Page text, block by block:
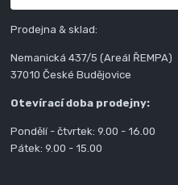
Prodejna & sklad:
Nemanická 437/5 (Areál ŘEMPA)
37010 České Budějovice
Otevírací doba prodejny:
Pondělí - čtvrtek: 9.00 - 16.00
Pátek: 9.00 - 15.00